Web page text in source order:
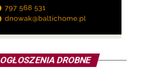
OGŁOSZENIA DROBNE